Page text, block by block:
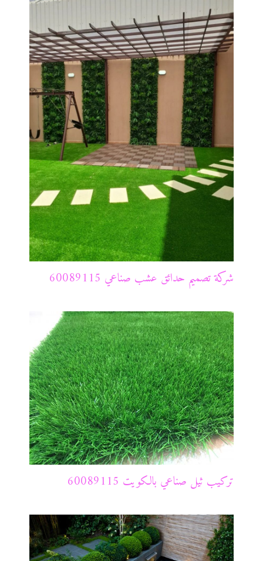
شركة تصميم حدائق عشب صناعي 60089115
تركيب ثيل صناعي بالكويت 60089115